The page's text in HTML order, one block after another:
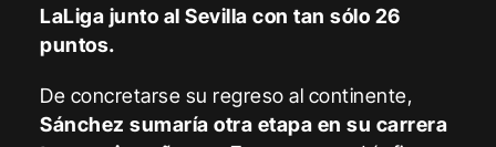
LaLiga junto al Sevilla con tan sólo 26
puntos.
De concretarse su regreso al continente,
Sánchez sumaría otra etapa en su carrera